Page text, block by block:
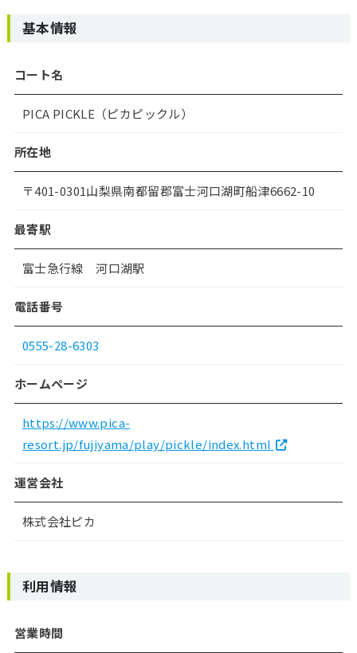
基本情報
コート名
PICA PICKLE（ピカピックル）
所在地
〒401-0301山梨県南都留郡富士河口湖町船津6662-10
最寄駅
富士急行線 河口湖駅
電話番号
0555-28-6303
ホームページ
https://www.pica-
resort.jp/fujiyama/play/pickle/index.html
運営会社
株式会社ピカ
利用情報
営業時間